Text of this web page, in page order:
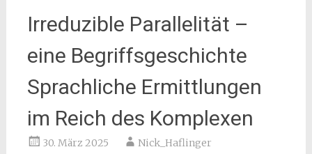
Irreduzible Parallelität –
eine Begriffsgeschichte
Sprachliche Ermittlungen
im Reich des Komplexen
30. März 2025 Nick_Haflinger